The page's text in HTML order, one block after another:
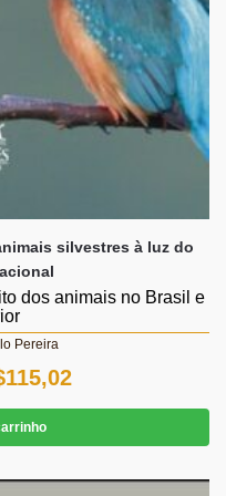
silvestres à luz do
dos animais no Brasil e
Pereira
115,02
preço
atual
é: